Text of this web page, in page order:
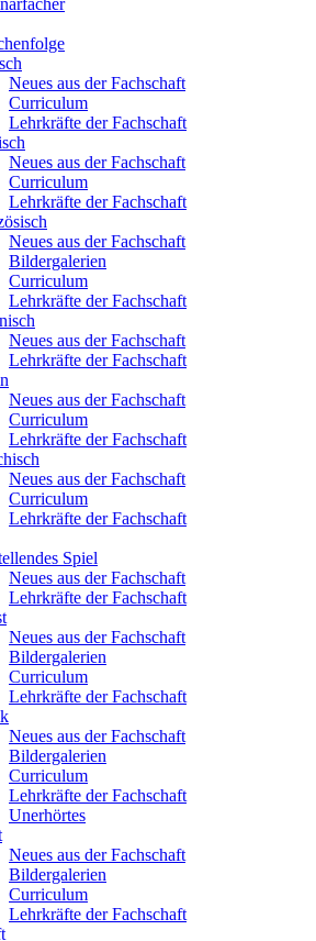
Neues aus der Fachschaft
Curriculum
Lehrkräfte der Fachschaft
Neues aus der Fachschaft
Curriculum
Lehrkräfte der Fachschaft
Neues aus der Fachschaft
Bildergalerien
Curriculum
Lehrkräfte der Fachschaft
Neues aus der Fachschaft
Lehrkräfte der Fachschaft
Neues aus der Fachschaft
Curriculum
Lehrkräfte der Fachschaft
Neues aus der Fachschaft
Curriculum
Lehrkräfte der Fachschaft
Spiel
Neues aus der Fachschaft
Lehrkräfte der Fachschaft
Neues aus der Fachschaft
Bildergalerien
Curriculum
Lehrkräfte der Fachschaft
Neues aus der Fachschaft
Bildergalerien
Curriculum
Lehrkräfte der Fachschaft
Unerhörtes
Neues aus der Fachschaft
Bildergalerien
Curriculum
Lehrkräfte der Fachschaft